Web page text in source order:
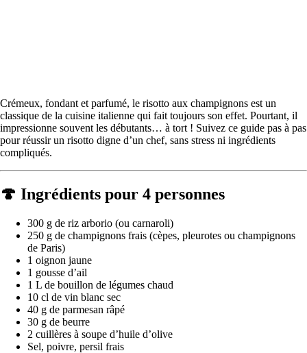
Crémeux, fondant et parfumé, le risotto aux champignons est un
classique de la cuisine italienne qui fait toujours son effet. Pourtant, il
impressionne souvent les débutants… à tort ! Suivez ce guide pas à pas
pour réussir un risotto digne d’un chef, sans stress ni ingrédients
compliqués.
🍄 Ingrédients pour 4 personnes
300 g de riz arborio (ou carnaroli)
250 g de champignons frais (cèpes, pleurotes ou champignons
de Paris)
1 oignon jaune
1 gousse d’ail
1 L de bouillon de légumes chaud
10 cl de vin blanc sec
40 g de parmesan râpé
30 g de beurre
2 cuillères à soupe d’huile d’olive
Sel, poivre, persil frais